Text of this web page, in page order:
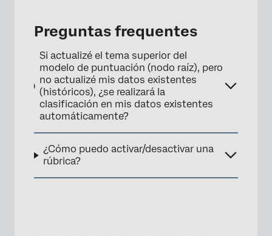
Preguntas frequentes
Si actualizé el tema superior del
modelo de puntuación (nodo raíz), pero
no actualizé mis datos existentes
(históricos), ¿se realizará la
clasificación en mis datos existentes
automáticamente?
¿Cómo puedo activar/desactivar una
rúbrica?